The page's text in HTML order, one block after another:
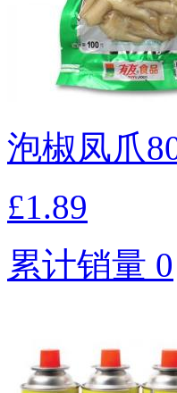
泡椒凤爪
£1.89
累计销量 0